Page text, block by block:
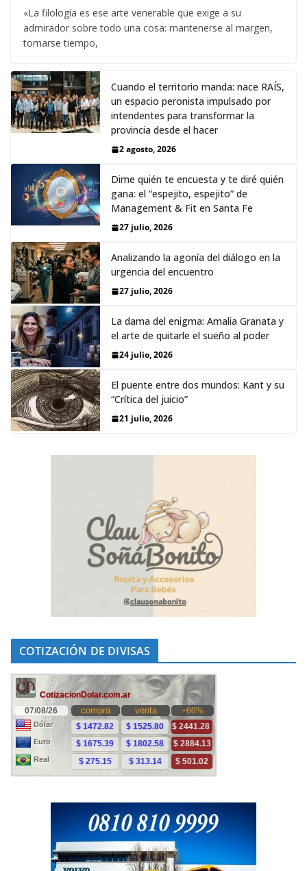
«La filología es ese arte venerable que exige a su
admirador sobre todo una cosa: mantenerse al margen,
tomarse tiempo,
Cuando el territorio manda: nace RAÍS,
un espacio peronista impulsado por
intendentes para transformar la
provincia desde el hacer
2 agosto, 2026
Dime quién te encuesta y te diré quién
gana: el “espejito, espejito” de
Management & Fit en Santa Fe
27 julio, 2026
Analizando la agonía del diálogo en la
urgencia del encuentro
27 julio, 2026
La dama del enigma: Amalia Granata y
el arte de quitarle el sueño al poder
24 julio, 2026
El puente entre dos mundos: Kant y su
“Crítica del juicio”
21 julio, 2026
COTIZACIÓN DE DIVISAS